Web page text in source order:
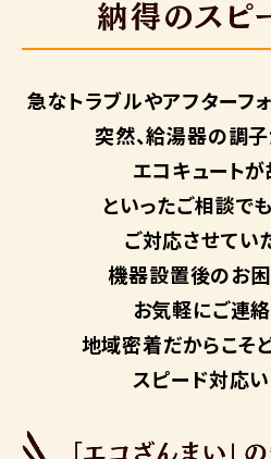
急なトラブルやアフターフ
突然、給湯器の調子
エコキュートが
といったご相談で
ご対応させてい
機器設置後のお困
お気軽にご連絡
地域密着だからこそ
スピード対応い